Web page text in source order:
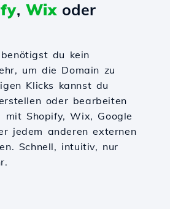
, Wixoder
du kein
um die Domain zu
Klicks kannst du
oder bearbeiten
mit Shopify, Wix, Google
jedem anderen externen
Schnell, intuitiv, nur